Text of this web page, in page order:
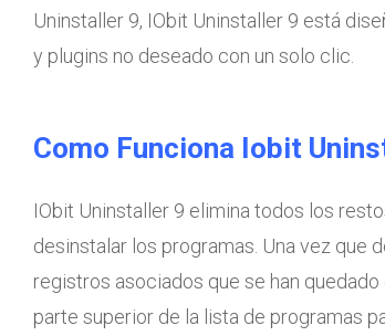
Uninstaller 9, IObit Uninstaller 9 está
y plugins no deseado con un solo clic.
Como Funciona Iobit
IObit Uninstaller 9 elimina todos los
desinstalar los programas. Una vez que
registros asociados que se han
parte superior de la lista de programas